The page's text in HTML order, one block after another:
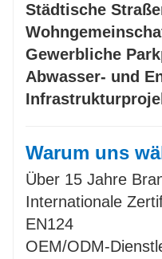
Städtische
Gewerbliche
Abwasser- und
Warum uns
Über 15 Jahre
Internationale
EN124
OEM/ODM-